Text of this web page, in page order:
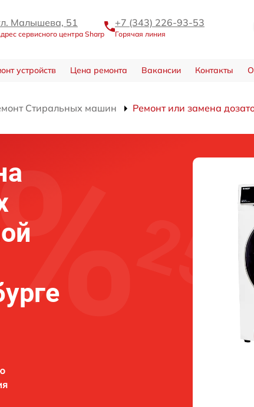
Малышева, 51
сервисного центра Sharp
+7 (343) 226-93-53
Горячая линия
устройств Цена ремонта Вакансии Контакты
Стиральных машин Ремонт или замена